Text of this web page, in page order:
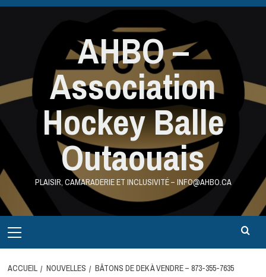
Aller
AHBO –
Association
Hockey Balle
Outaouais
PLAISIR, CAMARADERIE ET INCLUSIVITÉ – INFO@AHBO.CA
Menu
ACCUEIL NOUVELLES
BÂTONS DE DEK À VENDRE – 873-355-7635